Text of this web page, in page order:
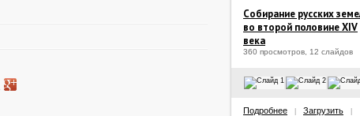
Собирание русских
во второй половине XIV
века
360 просмотров, 12 слайдов
Подробнее Загрузить